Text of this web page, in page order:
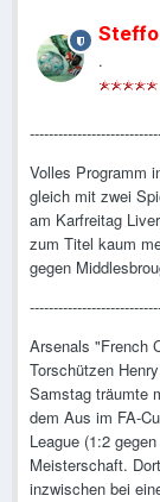
Steffo
.
Volles Programm
gleich mit zwei
am Karfreitag
zum Titel kaum
gegen
Arsenals "French
Torschützen
Samstag träumte
dem Aus im FA-
League (1:2
Meisterschaft.
inzwischen bei